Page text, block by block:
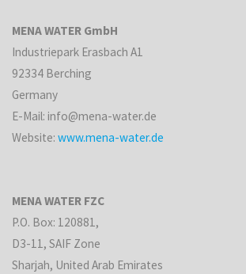
MENA WATER GmbH
Industriepark Erasbach A1
92334 Berching
Germany
E-Mail: info@mena-water.de
Website:www.mena-water.de
MENA WATER FZC
P.O. Box: 120881,
D3-11, SAIF Zone
Sharjah, United Arab Emirates